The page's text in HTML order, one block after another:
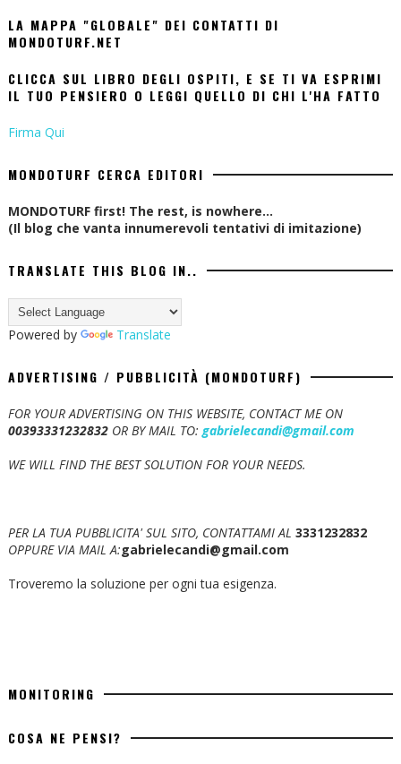
LA MAPPA "GLOBALE" DEI CONTATTI DI
MONDOTURF.NET
CLICCA SUL LIBRO DEGLI OSPITI, E SE TI VA ESPRIMI
IL TUO PENSIERO O LEGGI QUELLO DI CHI L'HA FATTO
Firma Qui
MONDOTURF CERCA EDITORI
MONDOTURF first! The rest, is nowhere...
(Il blog che vanta innumerevoli tentativi di imitazione)
TRANSLATE THIS BLOG IN..
Powered by Translate
ADVERTISING / PUBBLICITÀ (MONDOTURF)
FOR YOUR ADVERTISING ON THIS WEBSITE, CONTACT ME ON
00393331232832OR BY MAIL TO: gabrielecandi@gmail.com
WE WILL FIND THE BEST SOLUTION FOR YOUR NEEDS.
PER LA TUA PUBBLICITA' SUL SITO, CONTATTAMI AL 3331232832
OPPURE VIA MAIL A:gabrielecandi@gmail.com
Troveremo la soluzione per ogni tua esigenza.
MONITORING
COSA NE PENSI?